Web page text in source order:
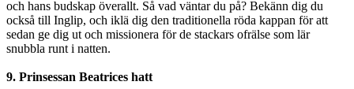
och hans budskap överallt. Så vad väntar du på? Bekänn dig du
också till Inglip, och iklä dig den traditionella röda kappan för att
sedan ge dig ut och missionera för de stackars ofrälse som lär
snubbla runt i natten.
9. Prinsessan Beatrices hatt